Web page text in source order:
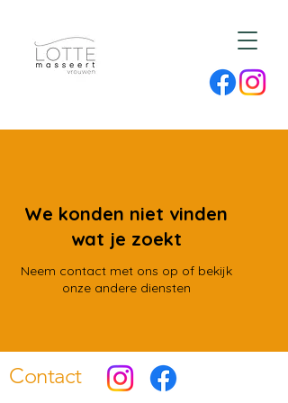
We konden niet vinden
wat je zoekt
Neem contact met ons op of bekijk
onze andere diensten
Contact